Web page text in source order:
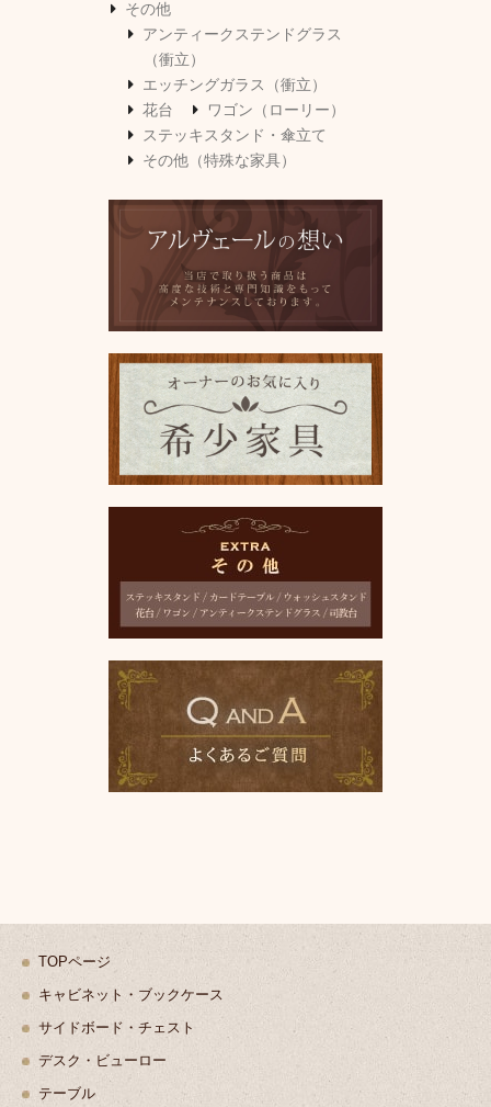
その他
アンティークステンドグラス
（衝立）
エッチングガラス（衝立）
花台
ワゴン（ローリー）
ステッキスタンド・傘立て
その他（特殊な家具）
TOPページ
キャビネット・ブックケース
サイドボード・チェスト
デスク・ビューロー
テーブル